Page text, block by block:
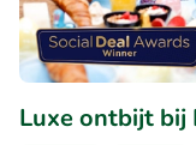
Luxe ontbijt bij